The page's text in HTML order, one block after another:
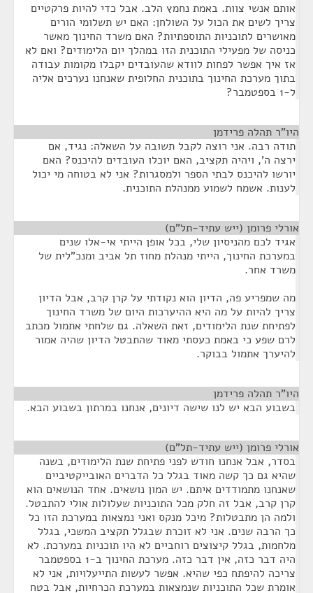
אותם אנשי צוות. באמת נחמץ הלב. אבל כדי להיות פרקטיים
צריך לשים את הכול על השולחן: האם יש תשלומי הורים
מאושרים לתוכניות התוספתיות? האם משרד החינוך מאשר
כניסה של מפעילי התוכנית הזו במהלך יום הלימודים? ואם לא
אז איך אפשר לפחות לוודא שהעובדים יקבלו מקומות עבודה
בתוך מערכת החינוך בתוכנית החלופית שאנחנו נערכים אליה
ל-1 בספטמבר?
היו"ר תהלה פרידמן
תודה רבה. אני רוצה לקבל תשובה על השאלה: נגיד, אם
ירצה ה', ויהיה תקציב, האם יוכלו העובדים להיכנס? האם
יורשו להיכנס לבתי הספר ולמסגרות? אני לא בטוחה מי יכול
לענות. אשמח לשמוע ממנהלת התוכנית.
אורלי פרומן (ייש עתיד-תל"ם)
אגיד לכם מהניסיון שלי, בכל אופן הייתי אי-אלו שנים
במערכת החינוך, הייתי מנהלת מחוז תל אביב ומנכ"לית של
משרד אחר.
מה שמפריע פה, הדיון הוא נקודתי על קרן קרב, אבל הדיון
צריך להיות על מה היא ההיערכות היום של משרד החינוך
לפתיחת שנת הלימודים, זאת השאלה. גם שלחתי אתמול מכתב
לרם שפע כי באמת כעסתי מאוד שהתבטל הדיון שהיה אמור
להיערך אתמול בבוקר.
היו"ר תהלה פרידמן
בשבוע הבא יש לנו שישה דיונים, אנחנו במרתון בשבוע הבא.
אורלי פרומן (ייש עתיד-תל"ם)
בסדר, אבל אנחנו חודש לפני פתיחת שנת הלימודים, בשנה
שהיא גם כך קשה מאוד בגלל כל הדברים האובייקטיביים
שאנחנו מתמודדים איתם. יש המון נושאים. אחד הנושאים הוא
קרן קרב, אבל זה חלק מכל התוכניות שעלולות אולי להתבטל.
ולמה הן מתבטלות? מיכל מנקס ואני נמצאות במערכת הזו כל
כך הרבה שנים. אני לא זוכרת שבגלל תקציב המשכי, בגלל
מלחמות, בגלל קיצוצים רוחביים לא היו תוכניות במערכת. לא
היה דבר כזה, אין דבר כזה. מערכת החינוך ב-1 בספטמבר
צריכה להיפתח כפי שהיא. אפשר לעשות התייעלויות, אני לא
אומרת שכל התוכניות שנמצאות במערכת הכרחיות, אבל בטח